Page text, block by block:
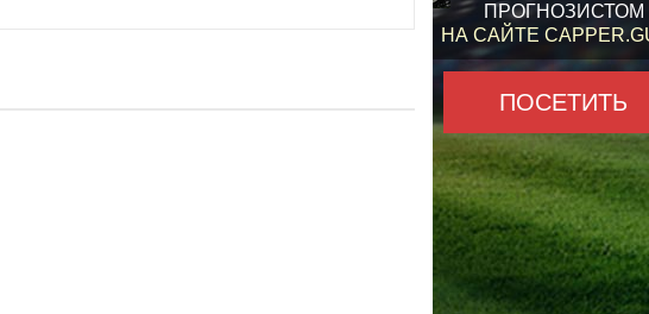
ПРОГНОЗИСТОМ
НА САЙТЕ
ПОСЕТИТЬ